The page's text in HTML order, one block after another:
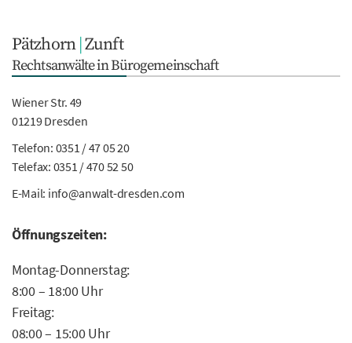
Pätzhorn Zunft
Rechtsanwälte in Bürogemeinschaft
Wiener Str. 49
01219 Dresden
Telefon: 0351 / 47 05 20
Telefax: 0351 / 470 52 50
E-Mail: info@anwalt-dresden.com
Öffnungszeiten:
Montag-Donnerstag:
8:00 – 18:00 Uhr
Freitag:
08:00 – 15:00 Uhr